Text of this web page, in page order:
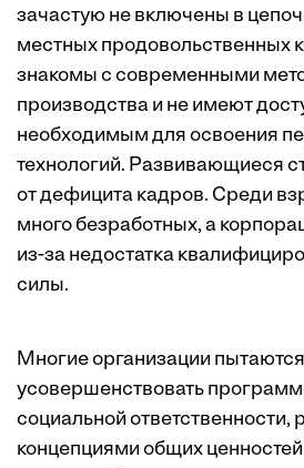
зачастую не включены в
местных продовольственных
знакомы с современными
производства и не имеют
необходимым для освоения
технологий. Развивающиеся
от дефицита кадров. Среди
много безработных, а
из-за недостатка
силы.
Многие организации пытаются
усовершенствовать
социальной ответственности,
концепциями общих ценностей